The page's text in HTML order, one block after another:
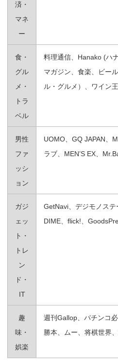
済・
マネ
ー
食・
グル
メ・
トラ
ベル
料理通信、Hanako (ハ
マガジン、食楽、ビー
ル・グルメ）、ワイン
男性
ファ
ッシ
ョン
UOMO、GQ JAPAN、
ラブ、MEN’S EX、
ガジ
ェッ
ト・
トレ
ン
ド・
IT
GetNavi、デジモノステ
DIME、flick!、
趣
味・
娯楽
週刊Gallop、パチンコ
勝本、ムー、将棋世界